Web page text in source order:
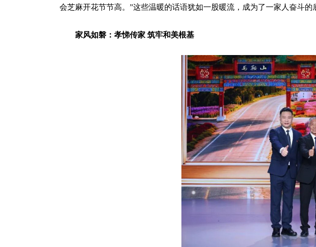
会芝麻开花节节高。”这些温暖的话语犹如一股暖流，成为了一家人奋斗
家风如磐：孝悌传家 筑牢和美根基